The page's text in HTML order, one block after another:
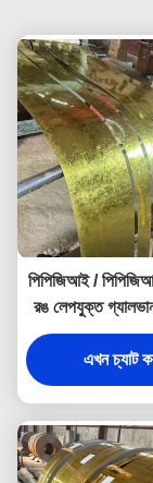
পিপিজিআই /
রঙ লেপযুক্ত
শীট
এখন চ্যাট